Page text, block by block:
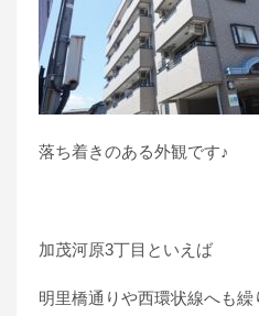
落ち着きのある外観です♪
加茂河原3丁目といえば
明里橋通りや西環状線へも繰